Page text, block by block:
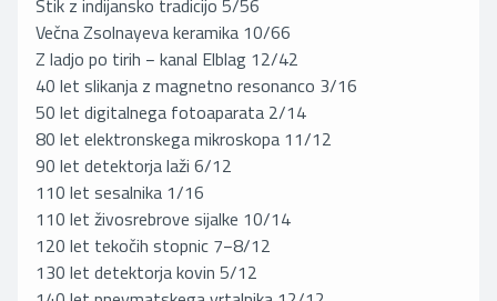
Stik z indijansko tradicijo 5/56
Večna Zsolnayeva keramika 10/66
Z ladjo po tirih − kanal Elblag 12/42
40 let slikanja z magnetno resonanco 3/16
50 let digitalnega fotoaparata 2/14
80 let elektronskega mikroskopa 11/12
90 let detektorja laži 6/12
110 let sesalnika 1/16
110 let živosrebrove sijalke 10/14
120 let tekočih stopnic 7−8/12
130 let detektorja kovin 5/12